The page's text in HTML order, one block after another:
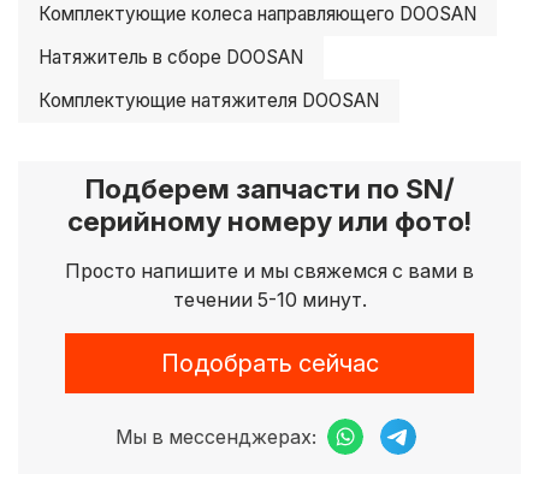
Комплектующие колеса направляющего DOOSAN
Натяжитель в сборе DOOSAN
Комплектующие натяжителя DOOSAN
Подберем запчасти по SN/
серийному номеру или фото!
Просто напишите и мы свяжемся с вами в
течении 5-10 минут.
Подобрать сейчас
Мы в мессенджерах: